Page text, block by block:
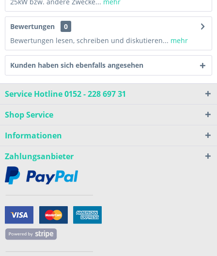
Bewertungen
0
Bewertungen lesen, schreiben und diskutieren... mehr
Kunden haben sich ebenfalls angesehen
Service Hotline 0152 - 228 697 31
Shop Service
Informationen
Zahlungsanbieter